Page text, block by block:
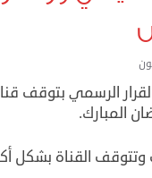
الرسمي بتوقف
المبارك.
القناة بشكل